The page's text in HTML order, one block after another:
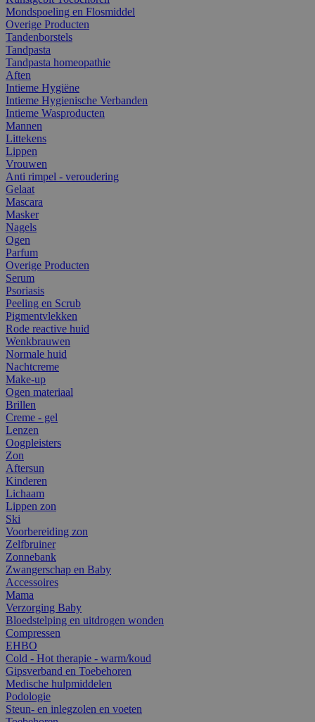
Mondspoeling en Flosmiddel
Overige Producten
Tandenborstels
Tandpasta
Tandpasta homeopathie
Aften
Intieme Hygiëne
Intieme Hygienische Verbanden
Intieme Wasproducten
Mannen
Littekens
Lippen
Vrouwen
Anti rimpel - veroudering
Gelaat
Mascara
Masker
Nagels
Ogen
Parfum
Overige Producten
Serum
Psoriasis
Peeling en Scrub
Pigmentvlekken
Rode reactive huid
Wenkbrauwen
Normale huid
Nachtcreme
Make-up
Ogen materiaal
Brillen
Creme - gel
Lenzen
Oogpleisters
Zon
Aftersun
Kinderen
Lichaam
Lippen zon
Ski
Voorbereiding zon
Zelfbruiner
Zonnebank
Zwangerschap en Baby
Accessoires
Mama
Verzorging Baby
Bloedstelping en uitdrogen wonden
Compressen
EHBO
Cold - Hot therapie - warm/koud
Gipsverband en Toebehoren
Medische hulpmiddelen
Podologie
Steun- en inlegzolen en voeten